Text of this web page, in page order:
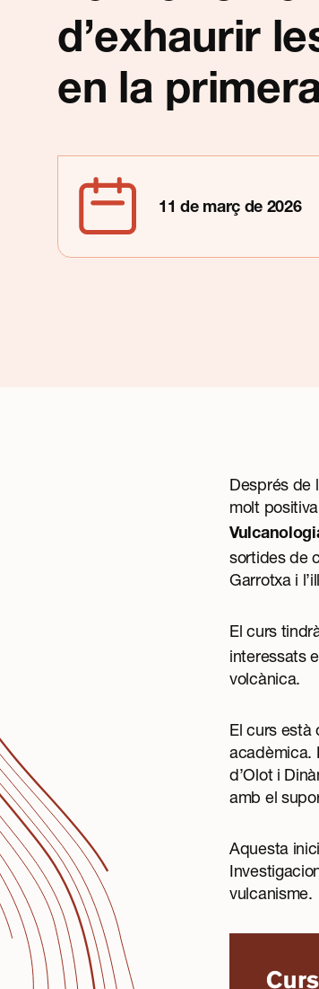
d’exhaurir
en la
11 de març de 2026
Després de
molt
sortides de
Garrotxa i
El curs
interessats
volcànica.
El curs està
acadèmica.
d’Olot i
amb el
Aquesta
vulcanisme.